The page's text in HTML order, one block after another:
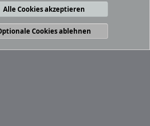
Hilfe und Impressum
S
S
Zeit 0.0565s Max. Speicher 4.31MB
Alle Cookies akzeptieren
Cookies ablehnen